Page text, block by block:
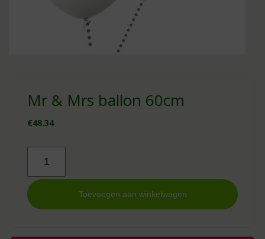
Mr & Mrs ballon 60cm
€48.34
Mrs
ballon
60cm
Toevoegen aan winkelwagen